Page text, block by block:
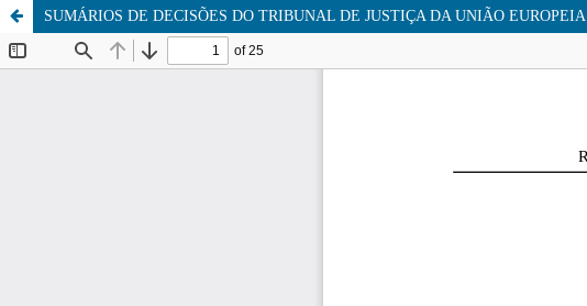
SUMÁRIOS DE DECISÕES DO TRIBUNAL DE JUSTIÇA DA UNIÃO EUROPEIA